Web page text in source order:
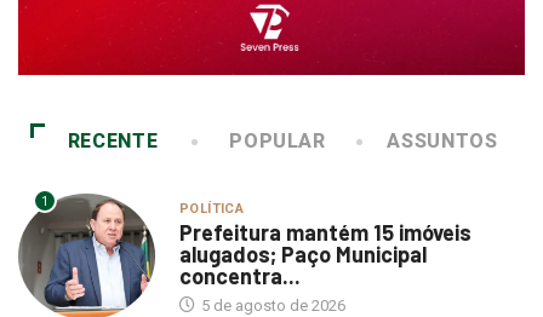
RECENTE POPULAR ASSUNTOS
1 POLÍTICA
Prefeitura mantém 15 imóveis
alugados; Paço Municipal
concentra...
5 de agosto de 2026